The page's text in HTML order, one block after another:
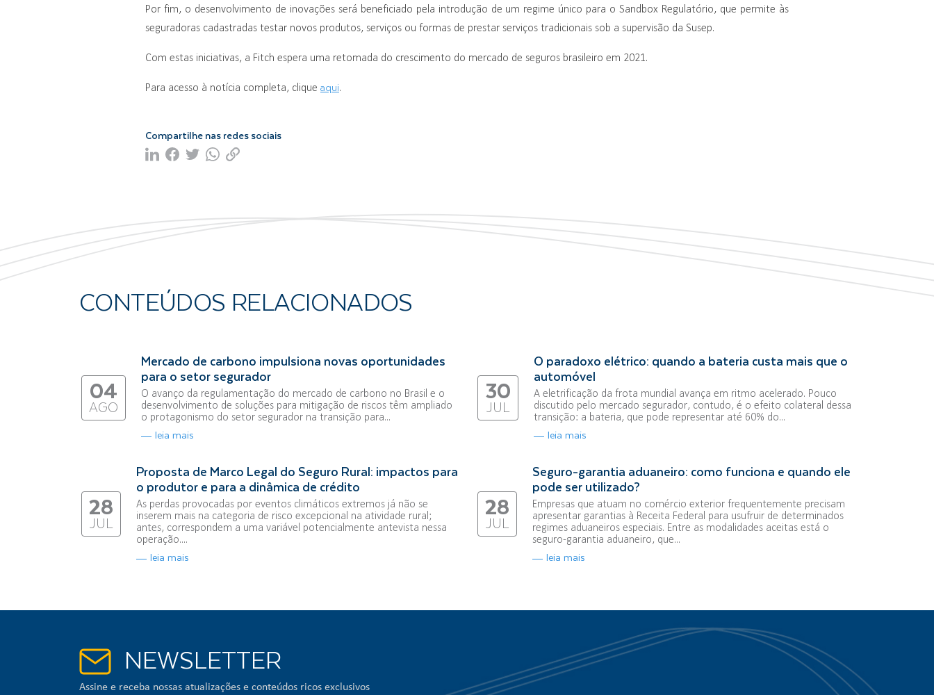
Por fim, o desenvolvimento de inovações será beneficiado pela introdução de um regime único para o Sandbox Regulatório, que permite às
seguradoras cadastradas testar novos produtos, serviços ou formas de prestar serviços tradicionais sob a supervisão da Susep.
Com estas iniciativas, a Fitch espera uma retomada do crescimento do mercado de seguros brasileiro em 2021.
Para acesso à notícia completa, clique aqui.
Compartilhe nas redes sociais
CONTEÚDOS RELACIONADOS
04
AGO
Mercado de carbono impulsiona novas oportunidades
para o setor segurador
O avanço da regulamentação do mercado de carbono no Brasil e o
desenvolvimento de soluções para mitigação de riscos têm ampliado
o protagonismo do setor segurador na transição para...
leia mais
30
JUL
O paradoxo elétrico: quando a bateria custa mais que o
automóvel
A eletrificação da frota mundial avança em ritmo acelerado. Pouco
discutido pelo mercado segurador, contudo, é o efeito colateral dessa
transição: a bateria, que pode representar até 60% do...
leia mais
28
JUL
Proposta de Marco Legal do Seguro Rural: impactos para
o produtor e para a dinâmica de crédito
As perdas provocadas por eventos climáticos extremos já não se
inserem mais na categoria de risco excepcional na atividade rural;
antes, correspondem a uma variável potencialmente antevista nessa
operação....
leia mais
28
JUL
Seguro-garantia aduaneiro: como funciona e quando ele
pode ser utilizado?
Empresas que atuam no comércio exterior frequentemente precisam
apresentar garantias à Receita Federal para usufruir de determinados
regimes aduaneiros especiais. Entre as modalidades aceitas está o
seguro-garantia aduaneiro, que...
leia mais
NEWSLETTER
Assine e receba nossas atualizações e conteúdos ricos exclusivos